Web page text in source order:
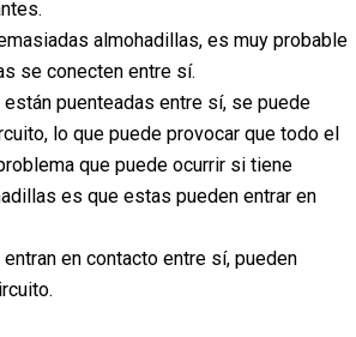
almohadillas, es muy probable
se conecten entre sí.
puenteadas entre sí, se puede
lo que puede provocar que todo el
que puede ocurrir si tiene
es que estas pueden entrar en
en contacto entre sí, pueden